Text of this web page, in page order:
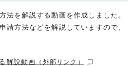
法を解説する動画を作成しました。
請方法などを解説していますので、
解説動画 （外部リンク）